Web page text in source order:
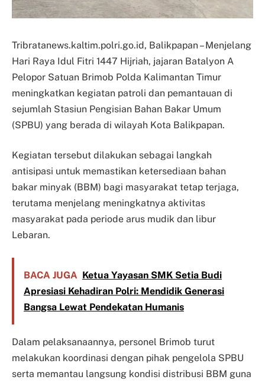
Tribratanews.kaltim.polri.go.id, Balikpapan – Menjelang
Hari Raya Idul Fitri 1447 Hijriah, jajaran Batalyon A
Pelopor Satuan Brimob Polda Kalimantan Timur
meningkatkan kegiatan patroli dan pemantauan di
sejumlah Stasiun Pengisian Bahan Bakar Umum
(SPBU) yang berada di wilayah Kota Balikpapan.
Kegiatan tersebut dilakukan sebagai langkah
antisipasi untuk memastikan ketersediaan bahan
bakar minyak (BBM) bagi masyarakat tetap terjaga,
terutama menjelang meningkatnya aktivitas
masyarakat pada periode arus mudik dan libur
Lebaran.
BACA JUGA Ketua Yayasan SMK Setia Budi
Apresiasi Kehadiran Polri: Mendidik Generasi
Bangsa Lewat Pendekatan Humanis
Dalam pelaksanaannya, personel Brimob turut
melakukan koordinasi dengan pihak pengelola SPBU
serta memantau langsung kondisi distribusi BBM guna